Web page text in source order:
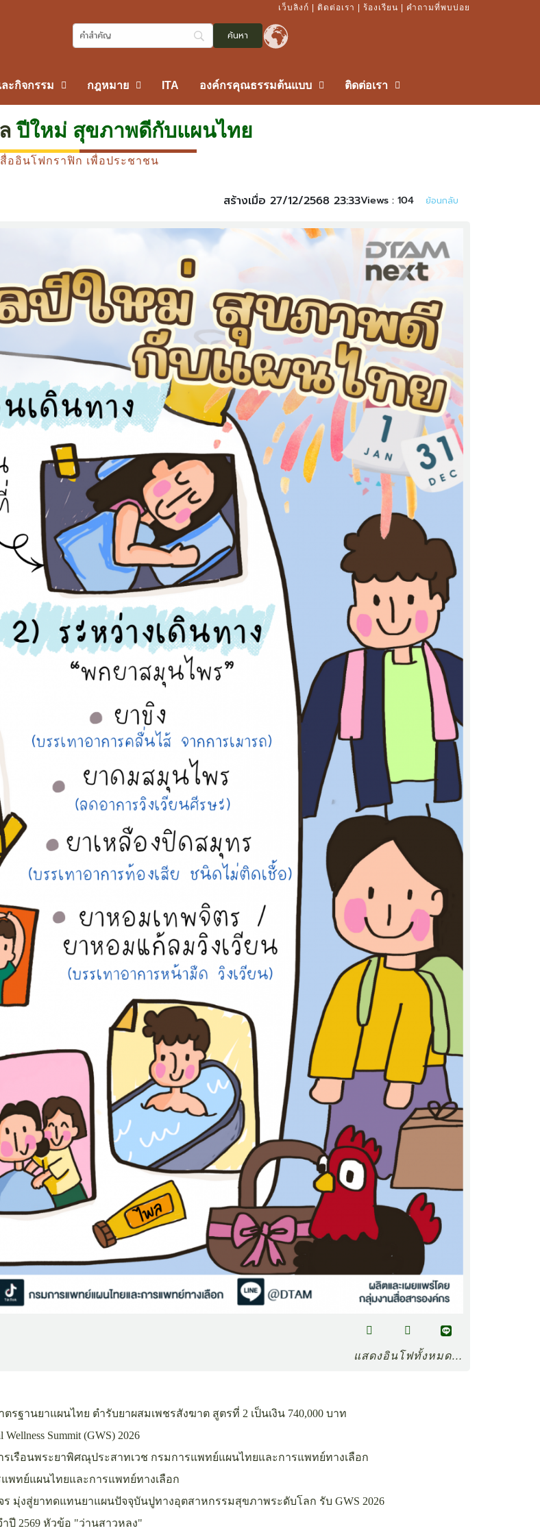
เว็บลิงก์ ติดต่อเรา ร้องเรียน คำถามที่พบบ่อย
ะกิจกรรม กฎหมาย ITA องค์กรคุณธรรมต้นแบบ ติดต่อเรา
ปีใหม่ สุขภาพดีกับแผนไทย
สื่ออินโฟกราฟิก เพื่อประชาชน
สร้างเมื่อ 27/12/2568 23:33Views : 104 ย้อนกลับ
แสดงอินโฟทั้งหมด…
ฐานยาแผนไทย ตำรับยาผสมเพชรสังฆาต สูตรที่ 2 เป็นเงิน 740,000 บาท
Summit (GWS) 2026
เรือนพระยาพิศณุประสาทเวช กรมการแพทย์แผนไทยและการแพทย์ทางเลือก
พทย์แผนไทยและการแพทย์ทางเลือก
มุ่งสู่ยาทดแทนยาแผนปัจจุบันปูทางอุตสาหกรรมสุขภาพระดับโลก รับ GWS 2026
ปี 2569 หัวข้อ "ว่านสาวหลง"